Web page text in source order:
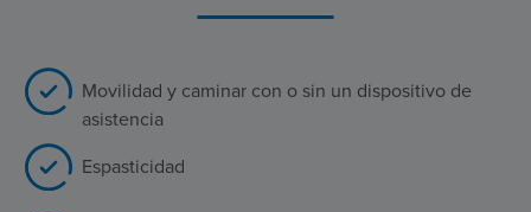
Movilidad y caminar con o sin un dispositivo de
asistencia
Espasticidad